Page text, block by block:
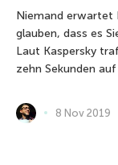
Niemand erwartet
glauben, dass es
Laut Kaspersky
zehn Sekunden
8 Nov 2019